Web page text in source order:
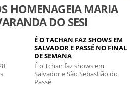
HOMENAGEIA MARIA
DO SESI
É O TACHAN FAZ SHOWS EM
SALVADOR E PASSÉ NO FINAL
DE SEMANA
É o Tchan faz shows em
Salvador e São Sebastião do
Passé